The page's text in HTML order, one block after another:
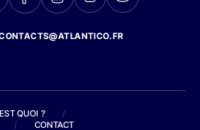
QUOI ?
/
/ CONTACT